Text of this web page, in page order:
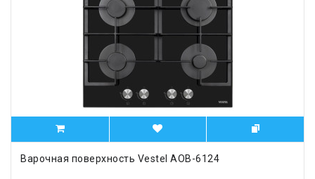
Варочная поверхность Vestel AOB-6124